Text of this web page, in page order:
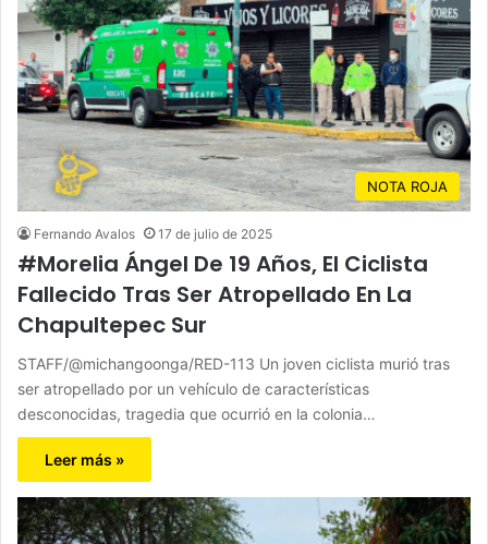
NOTA ROJA
Fernando Avalos 17 de julio de 2025
#Morelia Ángel De 19 Años, El Ciclista
Fallecido Tras Ser Atropellado En La
Chapultepec Sur
STAFF/@michangoonga/RED-113 Un joven ciclista murió tras
ser atropellado por un vehículo de características
desconocidas, tragedia que ocurrió en la colonia…
Leer más »